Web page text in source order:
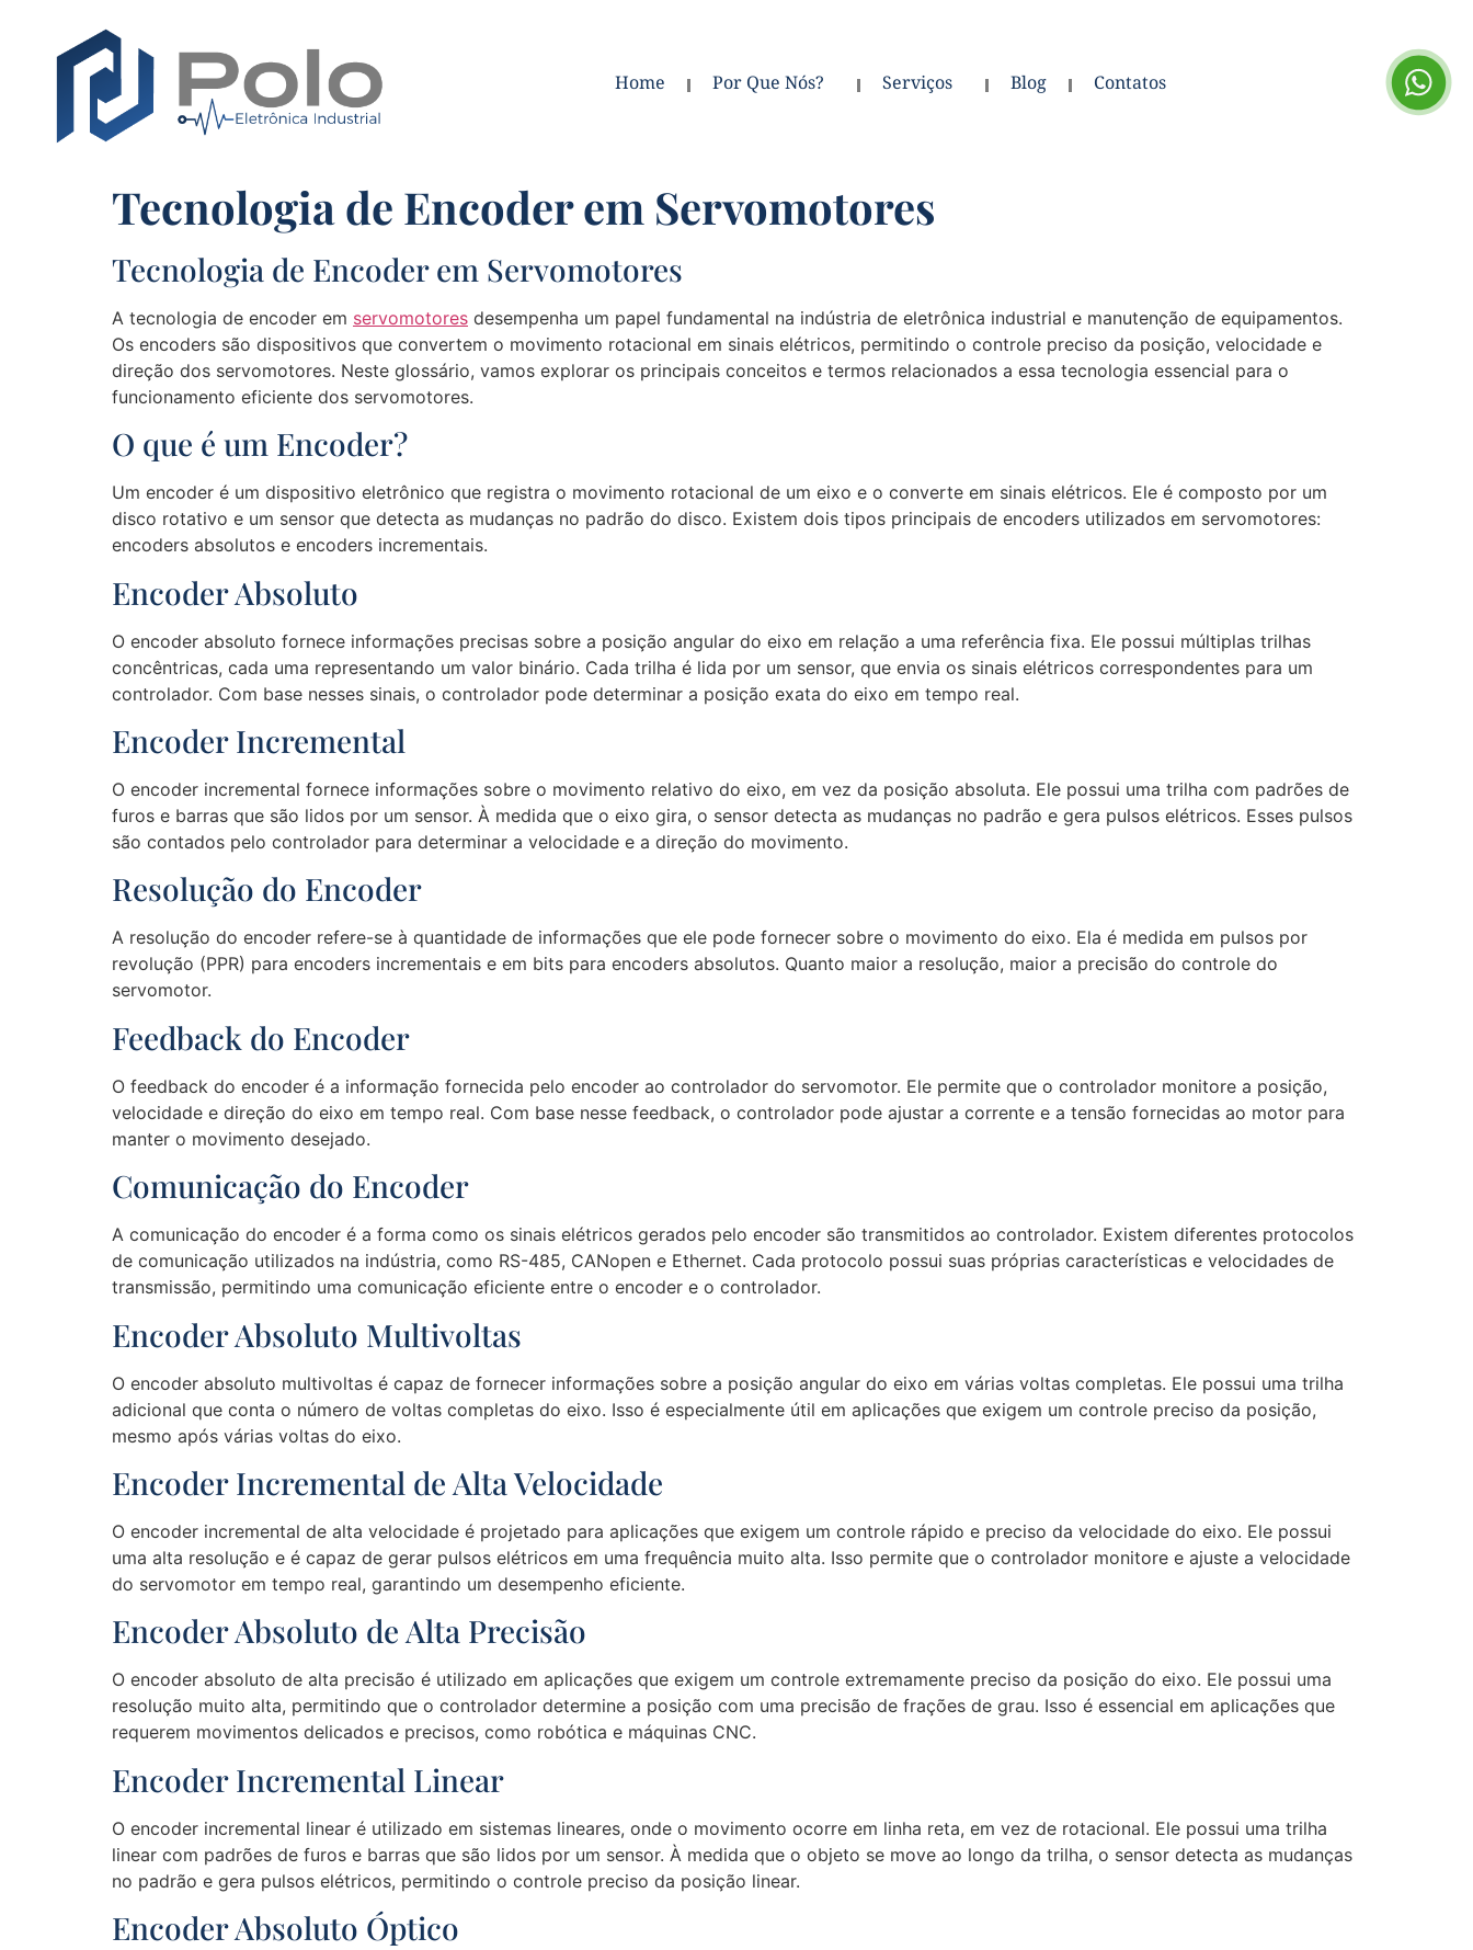
Home Por Que Nós? Serviços Blog Contatos
Tecnologia de Encoder em Servomotores
Tecnologia de Encoder em Servomotores
A tecnologia de encoder em servomotores desempenha um papel fundamental na indústria de eletrônica industrial e manutenção de equipamentos.
Os encoders são dispositivos que convertem o movimento rotacional em sinais elétricos, permitindo o controle preciso da posição, velocidade e
direção dos servomotores. Neste glossário, vamos explorar os principais conceitos e termos relacionados a essa tecnologia essencial para o
funcionamento eficiente dos servomotores.
O que é um Encoder?
Um encoder é um dispositivo eletrônico que registra o movimento rotacional de um eixo e o converte em sinais elétricos. Ele é composto por um
disco rotativo e um sensor que detecta as mudanças no padrão do disco. Existem dois tipos principais de encoders utilizados em servomotores:
encoders absolutos e encoders incrementais.
Encoder Absoluto
O encoder absoluto fornece informações precisas sobre a posição angular do eixo em relação a uma referência fixa. Ele possui múltiplas trilhas
concêntricas, cada uma representando um valor binário. Cada trilha é lida por um sensor, que envia os sinais elétricos correspondentes para um
controlador. Com base nesses sinais, o controlador pode determinar a posição exata do eixo em tempo real.
Encoder Incremental
O encoder incremental fornece informações sobre o movimento relativo do eixo, em vez da posição absoluta. Ele possui uma trilha com padrões de
furos e barras que são lidos por um sensor. À medida que o eixo gira, o sensor detecta as mudanças no padrão e gera pulsos elétricos. Esses pulsos
são contados pelo controlador para determinar a velocidade e a direção do movimento.
Resolução do Encoder
A resolução do encoder refere-se à quantidade de informações que ele pode fornecer sobre o movimento do eixo. Ela é medida em pulsos por
revolução (PPR) para encoders incrementais e em bits para encoders absolutos. Quanto maior a resolução, maior a precisão do controle do
servomotor.
Feedback do Encoder
O feedback do encoder é a informação fornecida pelo encoder ao controlador do servomotor. Ele permite que o controlador monitore a posição,
velocidade e direção do eixo em tempo real. Com base nesse feedback, o controlador pode ajustar a corrente e a tensão fornecidas ao motor para
manter o movimento desejado.
Comunicação do Encoder
A comunicação do encoder é a forma como os sinais elétricos gerados pelo encoder são transmitidos ao controlador. Existem diferentes protocolos
de comunicação utilizados na indústria, como RS-485, CANopen e Ethernet. Cada protocolo possui suas próprias características e velocidades de
transmissão, permitindo uma comunicação eficiente entre o encoder e o controlador.
Encoder Absoluto Multivoltas
O encoder absoluto multivoltas é capaz de fornecer informações sobre a posição angular do eixo em várias voltas completas. Ele possui uma trilha
adicional que conta o número de voltas completas do eixo. Isso é especialmente útil em aplicações que exigem um controle preciso da posição,
mesmo após várias voltas do eixo.
Encoder Incremental de Alta Velocidade
O encoder incremental de alta velocidade é projetado para aplicações que exigem um controle rápido e preciso da velocidade do eixo. Ele possui
uma alta resolução e é capaz de gerar pulsos elétricos em uma frequência muito alta. Isso permite que o controlador monitore e ajuste a velocidade
do servomotor em tempo real, garantindo um desempenho eficiente.
Encoder Absoluto de Alta Precisão
O encoder absoluto de alta precisão é utilizado em aplicações que exigem um controle extremamente preciso da posição do eixo. Ele possui uma
resolução muito alta, permitindo que o controlador determine a posição com uma precisão de frações de grau. Isso é essencial em aplicações que
requerem movimentos delicados e precisos, como robótica e máquinas CNC.
Encoder Incremental Linear
O encoder incremental linear é utilizado em sistemas lineares, onde o movimento ocorre em linha reta, em vez de rotacional. Ele possui uma trilha
linear com padrões de furos e barras que são lidos por um sensor. À medida que o objeto se move ao longo da trilha, o sensor detecta as mudanças
no padrão e gera pulsos elétricos, permitindo o controle preciso da posição linear.
Encoder Absoluto Óptico